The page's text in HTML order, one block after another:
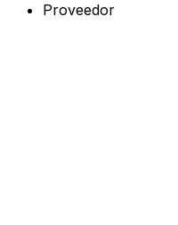
Proveedor